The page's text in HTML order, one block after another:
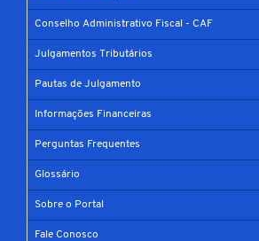
Conselho Administrativo Fiscal - CAF
Julgamentos Tributários
Pautas de Julgamento
Informações Financeiras
Perguntas Frequentes
Glossário
Sobre o Portal
Fale Conosco